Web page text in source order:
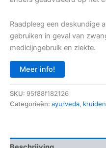
Raadpleeg een deskundige
gebruiken in geval van
medicijngebruik en ziekte.
Meer info!
SKU: 95f88f182126
Categorieën: ayurveda, kruiden